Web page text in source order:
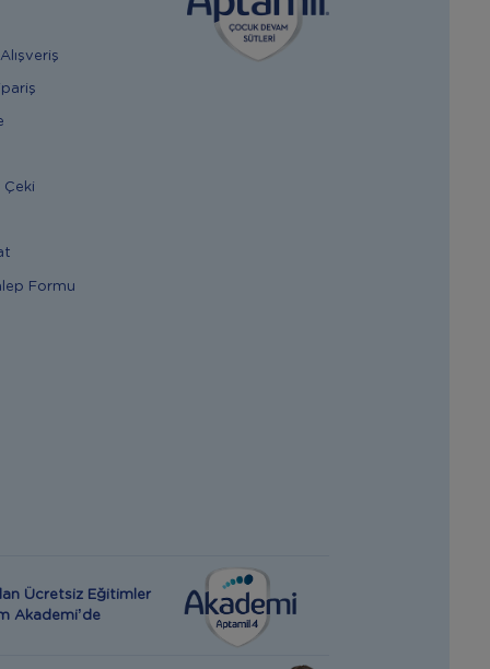
Çeki
Formu
Ücretsiz Eğitimler
Akademi’de